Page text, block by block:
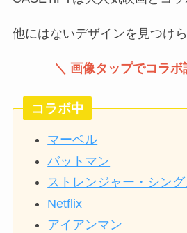
他にはないデザインを見つけ
＼ 画像タップでコラ
コラボ中
マーベル
バットマン
ストレンジャー・シング
Netflix
アイアンマン